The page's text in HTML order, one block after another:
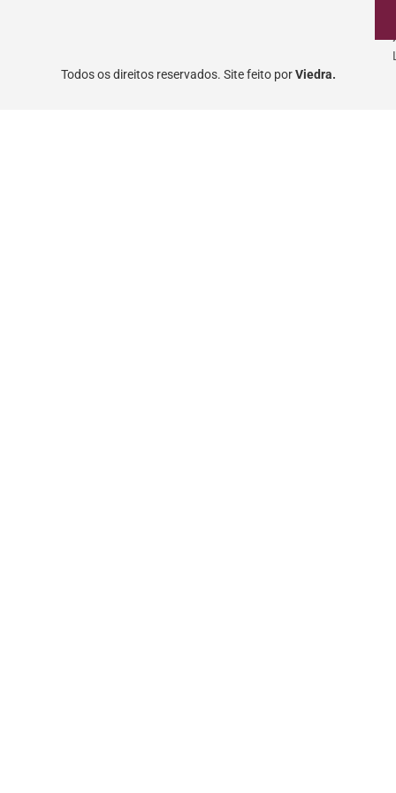
Todos os direitos reservados. Site feito porViedra.